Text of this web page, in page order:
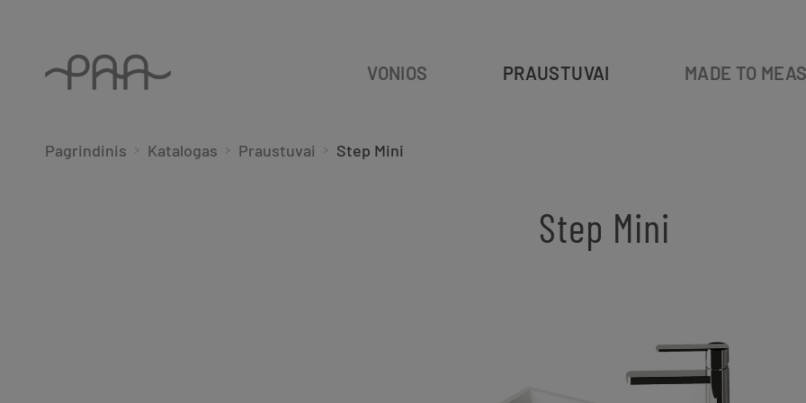
VONIOS PRAUSTUVAI MADE TO
Pagrindinis Katalogas Praustuvai Step Mini
Step Mini